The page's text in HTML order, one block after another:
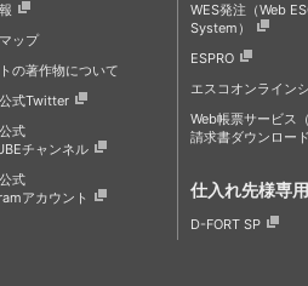
ップ
の著作物について
式Twitter
式
チャンネル
式
アカウント
WES発注（Web
System）
ESPRO
エスコオンライン
Web帳票サービス
請求書ダウンロード
仕入れ先様専用
D-FORT SP